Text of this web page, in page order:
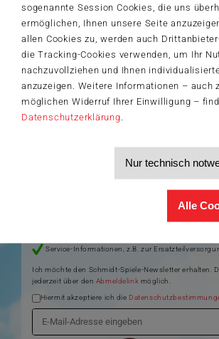
sogenannte Session Cookies, die uns
ermöglichen, Ihnen unsere Seite
allen Cookies zu, werden auch
die Tracking-Cookies verwenden, um Ihr
nachzuvollziehen und Ihnen
anzuzeigen. Weitere Informationen – auch
möglichen Widerruf Ihrer Einwilligung –
Datenschutzerklärung.
Nur technisch
Alle
PM_Schmidt Spiele mit Neuheiten zu
KiB)
Der Schmidt-Spiele-
Spiele – und sichern Sie
Produktneuheiten und Sortimentserweiterungen
Aktuelle Themen und Trends aus der Spielewelt
Service-Informationen, z.B. zur
Ich möchte den Schmidt-Spiele-Newsletter erhalten.
jederzeit über den Abmeldelink möglich.
Hiermit akzeptiere ich die